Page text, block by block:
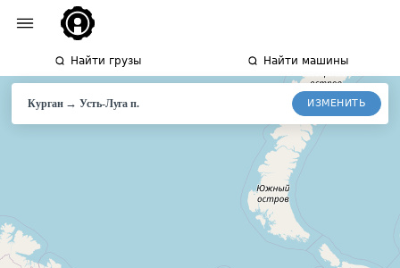
Найти грузы Найти машины
Курган→Усть-Лугап. ИЗМЕНИТЬ